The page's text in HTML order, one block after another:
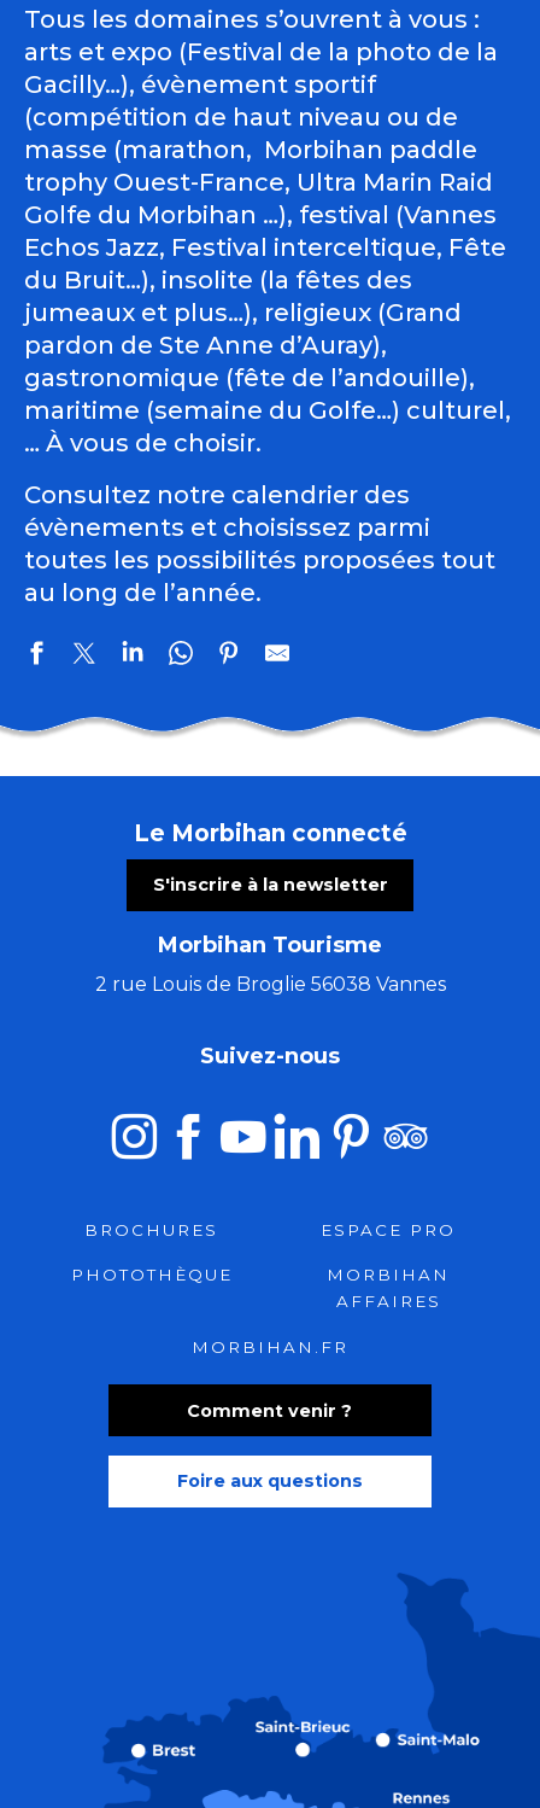
Tous les domaines s’ouvrent à vous :
arts et expo (Festival de la photo de la
Gacilly…), évènement sportif
(compétition de haut niveau ou de
masse (marathon, Morbihan paddle
trophy Ouest-France, Ultra Marin Raid
Golfe du Morbihan …), festival (Vannes
Echos Jazz, Festival interceltique, Fête
du Bruit…), insolite (la fêtes des
jumeaux et plus…), religieux (Grand
pardon de Ste Anne d’Auray),
gastronomique (fête de l’andouille),
maritime (semaine du Golfe…) culturel,
… À vous de choisir.
Consultez notre calendrier des
évènements et choisissez parmi
toutes les possibilités proposées tout
au long de l’année.
Stage de Danse de la Compagnie Isabelle Payet
Les Ateliers bois de l'été (8 à 16 ans)
Concert musique baroque : rossignol en amour
La Côte Sauvage : un paysage et une biodiversité à
Stage de tapisserie en ameublement
Les Ateliers bois de l'été (5 à 7 ans)
El Locutorio itinerante - Chanson franco-latine
Le Morbihan connecté
S'inscrire à la newsletter
Morbihan Tourisme
2 rue Louis de Broglie 56038 Vannes
Comment venir ?
Foire aux questions
Suivez-nous
BROCHURES ESPACE PRO
PHOTOTHÈQUE
MORBIHAN
AFFAIRES
MORBIHAN.FR